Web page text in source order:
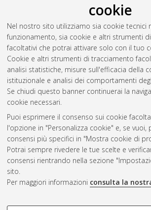
cookie
Nel nostro sito utilizziamo sia cookie tecnici
funzionamento, sia cookie e altri strumenti
facoltativi che potrai attivare solo con il tuo
Cookie e altri strumenti di tracciamento
analisi statistiche, misure sull'efficacia della
istituzionale e analisi dei comportamenti
Se chiudi questo banner continuerai la
cookie necessari.
Puoi esprimere il consenso sui cookie
l'opzione in "Personalizza cookie" e, se vuoi,
consensi più specifici in "Mostra cookie di
Potrai sempre rivedere le tue scelte e
consensi rientrando nella sezione
sito.
Per maggiori informazioni consulta la
Gestione del documento:
Atom
Rss 1.0
Rss 2.0
AMS Laurea
Impostazioni Cookie